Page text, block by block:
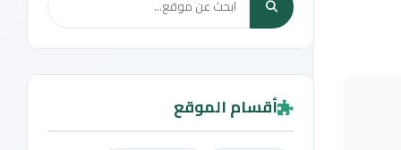
أقسام الموقع